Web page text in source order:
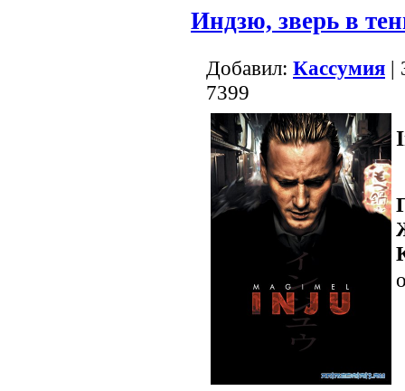
Индзю, зверь в
Добавил: Кассумия |
7399